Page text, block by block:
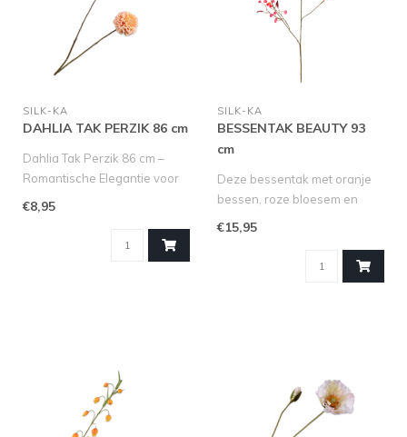
SILK-KA
DAHLIA TAK PERZIK 86 cm
Dahlia Tak Perzik 86 cm –
Romantische Elegantie voor
€8,95
SILK-KA
BESSENTAK BEAUTY 93
cm
Deze bessentak met oranje
bessen, roze bloesem en
€15,95